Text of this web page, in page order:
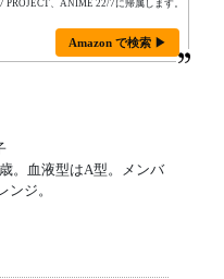
PROJECT、ANIME 22/7に帰属します。
Amazon で検索 ▶
。血液型はA型。メンバ
ジ。